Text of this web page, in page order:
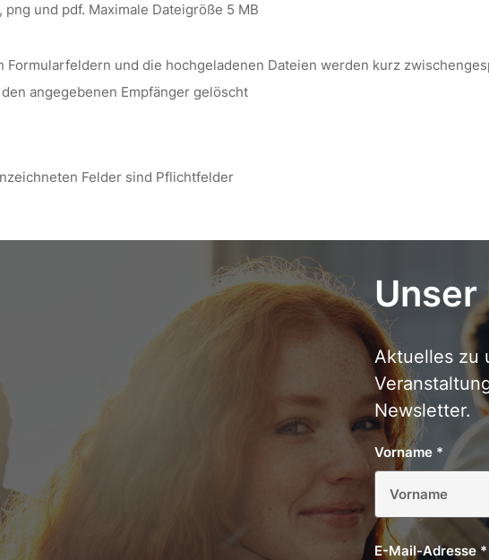
und pdf. Maximale Dateigröße 5 MB
Formularfeldern und die hochgeladenen Dateien werden kurz
angegebenen Empfänger gelöscht
Felder sind Pflichtfelder
Unser
Aktuelles zu
Newsletter.
Vorname *
E-Mail-Adresse *